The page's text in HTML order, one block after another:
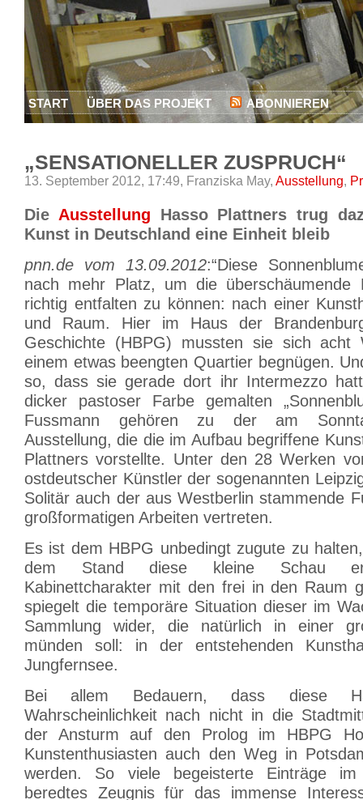
START ÜBER DAS PROJEKT ABONNIEREN
„SENSATIONELLER ZUSPRUCH“
13. September 2012, 17:49, Franziska May, Ausstellung,
Die Ausstellung Hasso Plattners trug
Kunst in Deutschland eine Einheit bleib
pnn.de vom 13.09.2012:“Diese
nach mehr Platz, um die überschäumende
richtig entfalten zu können: nach einer
und Raum. Hier im Haus der
Geschichte (HBPG) mussten sie sich acht
einem etwas beengten Quartier begnügen.
so, dass sie gerade dort ihr Intermezzo
dicker pastoser Farbe gemalten
Fussmann gehören zu der am
Ausstellung, die die im Aufbau begriffene
Plattners vorstellte. Unter den 28 Werken
ostdeutscher Künstler der sogenannten
Solitär auch der aus Westberlin stammende
großformatigen Arbeiten vertreten.
Es ist dem HBPG unbedingt zugute zu
dem Stand diese kleine Schau
Kabinettcharakter mit den frei in den Raum
spiegelt die temporäre Situation dieser im
Sammlung wider, die natürlich in einer
münden soll: in der entstehenden
Jungfernsee.
Bei allem Bedauern, dass diese
Wahrscheinlichkeit nach nicht in die
der Ansturm auf den Prolog im HBPG
Kunstenthusiasten auch den Weg in
werden. So viele begeisterte Einträge
beredtes Zeugnis für das immense